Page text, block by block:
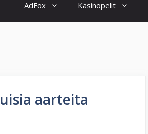
AdFox Kasinopelit
aarteita